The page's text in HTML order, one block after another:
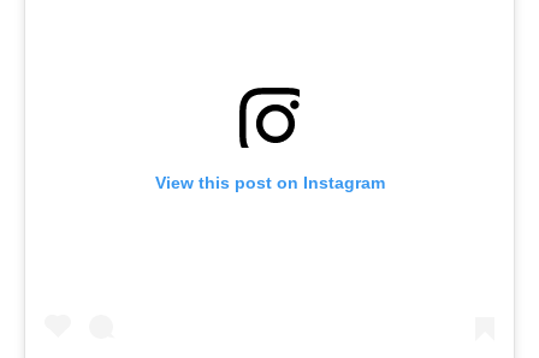
View this post on Instagram